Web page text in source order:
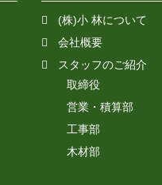
(株)小 林について
会社概要
スタッフのご紹介
取締役
営業・積算部
工事部
木材部